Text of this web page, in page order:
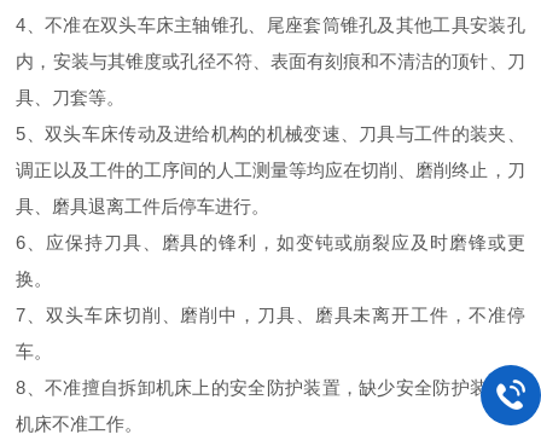
4、不准在双头车床主轴锥孔、尾座套筒锥孔及其他工具安装孔
内，安装与其锥度或孔径不符、表面有刻痕和不清洁的顶针、刀
具、刀套等。
5、双头车床传动及进给机构的机械变速、刀具与工件的装夹、
调正以及工件的工序间的人工测量等均应在切削、磨削终止，刀
具、磨具退离工件后停车进行。
6、应保持刀具、磨具的锋利，如变钝或崩裂应及时磨锋或更
换。
7、双头车床切削、磨削中，刀具、磨具未离开工件，不准停
车。
8、不准擅自拆卸机床上的安全防护装置，缺少安全防护装置的
机床不准工作。